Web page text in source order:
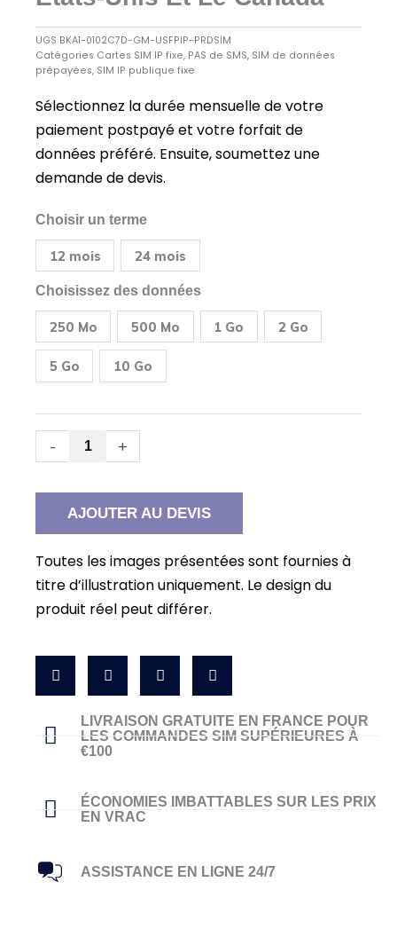
UGS BKA1-0102C7D-GM-USFPIP-PRDSIM
Catégories Cartes SIM IP fixe, PAS de SMS, SIM de données
prépayées, SIM IP publique fixe
Sélectionnez la durée mensuelle de votre
paiement postpayé et votre forfait de
données préféré. Ensuite, soumettez une
demande de devis.
Choisir un terme
12 mois 24 mois
Choisissez des données
250 Mo 500 Mo 1 Go 2 Go
5 Go 10 Go
-
quantité
de
Cradlepoint
(Ericsson)
Routeur
pour
entreprise
E102
LTE
SIM
données
publique
États-
Unis
le
Canada
+
AJOUTER AU DEVIS
Toutes les images présentées sont fournies à
titre d’illustration uniquement. Le design du
produit réel peut différer.
LIVRAISON GRATUITE EN FRANCE POUR
LES COMMANDES SIM SUPÉRIEURES À
€100
ÉCONOMIES IMBATTABLES SUR LES PRIX
EN VRAC
ASSISTANCE EN LIGNE 24/7